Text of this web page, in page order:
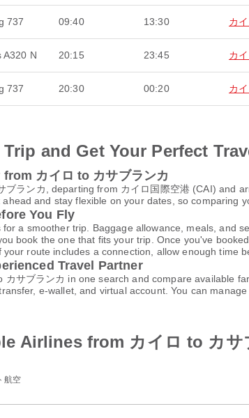
737 09:40 13:30 カ
A320 N 20:15 23:45 カ
737 20:30 00:20 カ
and Get Your Perfect
カイロ to カサブランカ
ブランカ, departing from カイロ国際空港 (CAI) and
and stay flexible on your dates, so comparing
You Fly
a smoother trip. Baggage allowance, meals, and
book the one that fits your trip. Once you've
route includes a connection, allow enough time
Travel Partner
カサブランカ in one search and compare available
e-wallet, and virtual account. You can
Airlines from カイロ to カサ
航空